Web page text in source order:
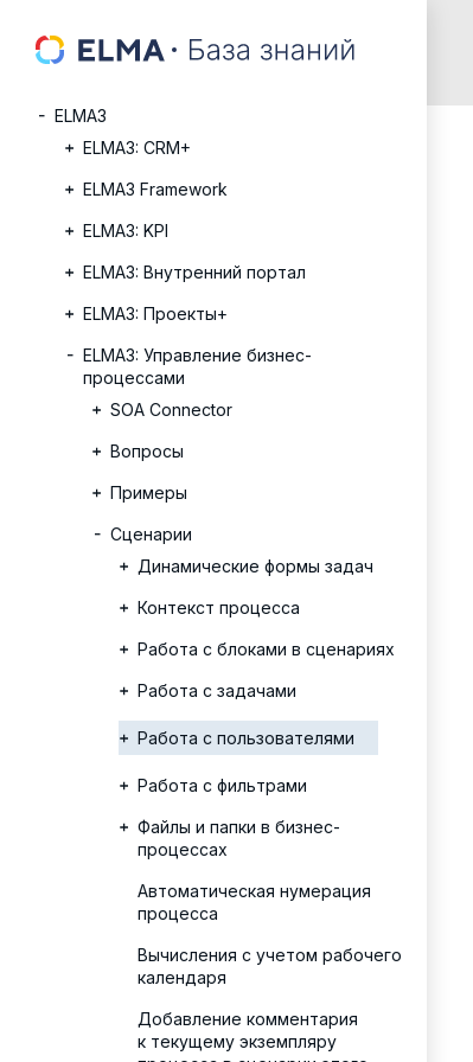
ELMA3
ELMA3: CRM+
ELMA3 Framework
ELMA3: KPI
ELMA3: Внутренний портал
ELMA3: Проекты+
ELMA3: Управление бизнес-
процессами
SOA Connector
Вопросы
Примеры
Сценарии
Динамические формы задач
Контекст процесса
Работа с блоками в сценариях
Работа с задачами
Работа с пользователями
Работа с фильтрами
Файлы и папки в бизнес-
процессах
Автоматическая нумерация
процесса
Вычисления с учетом рабочего
календаря
Добавление комментария
к текущему экземпляру